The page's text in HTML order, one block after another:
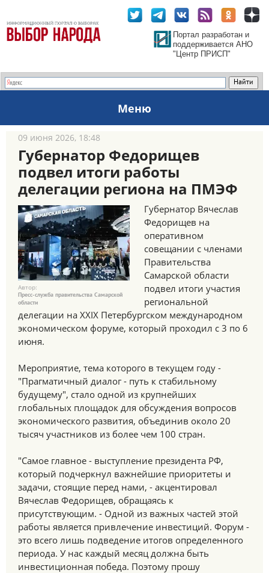
Портал разработан и
поддерживается АНО
"Центр ПРИСП"
Меню
09 июня 2026, 18:48
Губернатор Федорищев
подвел итоги работы
делегации региона на ПМЭФ
Автор:
Пресс-служба правительства Самарской
области
Губернатор Вячеслав
Федорищев на
оперативном
совещании с членами
Правительства
Самарской области
подвел итоги участия
региональной
делегации на ХХIХ Петербургском международном
экономическом форуме, который проходил с 3 по 6
июня.
Мероприятие, тема которого в текущем году -
"Прагматичный диалог - путь к стабильному
будущему", стало одной из крупнейших
глобальных площадок для обсуждения вопросов
экономического развития, объединив около 20
тысяч участников из более чем 100 стран.
"Самое главное - выступление президента РФ,
который подчеркнул важнейшие приоритеты и
задачи, стоящие перед нами, - акцентировал
Вячеслав Федорищев, обращаясь к
присутствующим. - Одной из важных частей этой
работы является привлечение инвестиций. Форум -
это всего лишь подведение итогов определенного
периода. У нас каждый месяц должна быть
инвестиционная победа. Поэтому прошу